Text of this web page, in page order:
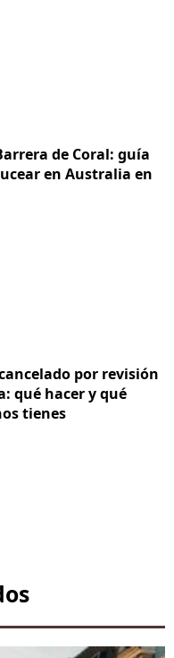
de Coral: guía
en Australia en
por revisión
qué hacer y qué
tienes